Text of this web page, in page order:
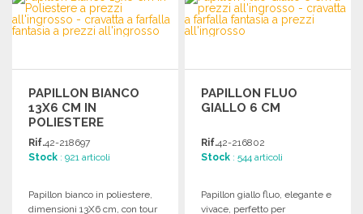
Richiedi un preventivo
PAPILLON BIANCO
13X6 CM IN
POLIESTERE
Rif.42-218697
Stock : 921 articoli
Papillon bianco in poliestere,
dimensioni 13X6 cm, con tour
PAPILLON FLUO
GIALLO 6 CM
Rif.42-216802
Stock : 544 articoli
Papillon giallo fluo, elegante e
vivace, perfetto per